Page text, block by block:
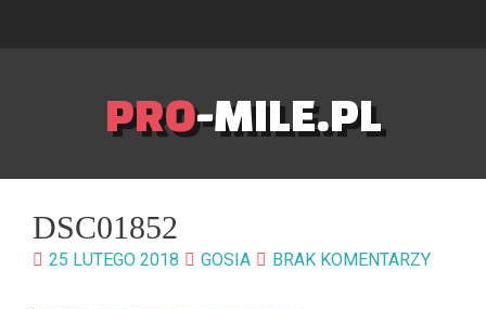
PRO-MILE.PL
DSC01852
25 LUTEGO 2018 GOSIA BRAK KOMENTARZY